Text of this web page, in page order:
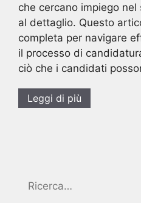
che cercano impiego
al dettaglio. Questo
completa per navigare
il processo di
ciò che i candidati
Leggi di più
Search